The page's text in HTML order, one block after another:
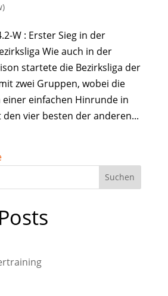
W : Erster Sieg in der
Wie auch in der
startete die Bezirksliga der
zwei Gruppen, wobei die
einer einfachen Hinrunde in
vier besten der anderen...
Suchen